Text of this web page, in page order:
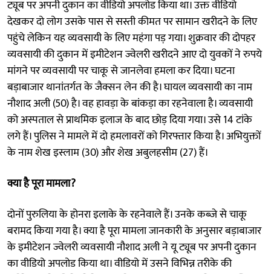
ट्यूब पर अपनी दुकान का वीडियो अपलोड किया था। उक्त वीडियो
देखकर दो लोग उसके पास से सस्ती कीमत पर सामान खरीदने के लिए
पहुंचे लेकिन यह व्यवसायी के लिए महंगा पड़ गया। शुक्रवार की दोपहर
व्यवसायी की दुकान में इमीटेशन ज्वेलरी खरीदने आए दो युवकों ने रुपये
मांगने पर व्यवसायी पर चाकू से जानलेवा हमला कर दिया। घटना
बड़ाबाजार थानांतर्गत के जैक्सन लेन की है। घायल व्यवसायी का नाम
नौशाद अली (50) है। वह हावड़ा के बांकड़ा का रहनेवाला है। व्यवसायी
को अस्पताल से प्राथमिक इलाज के बाद छोड़ दिया गया। उसे 14 टांके
लगे हैं। पुलिस ने मामले में दो हमलावरों को गिरफ्तार किया है। अभियुक्तों
के नाम शेख इस्लाम (30) और शेख अबुलहसीम (27) हैं।
क्या है पूरा मामला?
दोनों पुरुलिया के होनरा इलाके के रहनेवाले हैं। उनके कब्जे से चाकू
बरामद किया गया है। क्या है पूरा मामला जानकारी के अनुसार बड़ाबाजार
के इमीटेशन ज्वेलरी व्यवसायी नौशाद अली ने यू ट्यूब पर अपनी दुकान
का वीडियो अपलोड किया था। वीडियो में उसने विभिन्न तरीके की